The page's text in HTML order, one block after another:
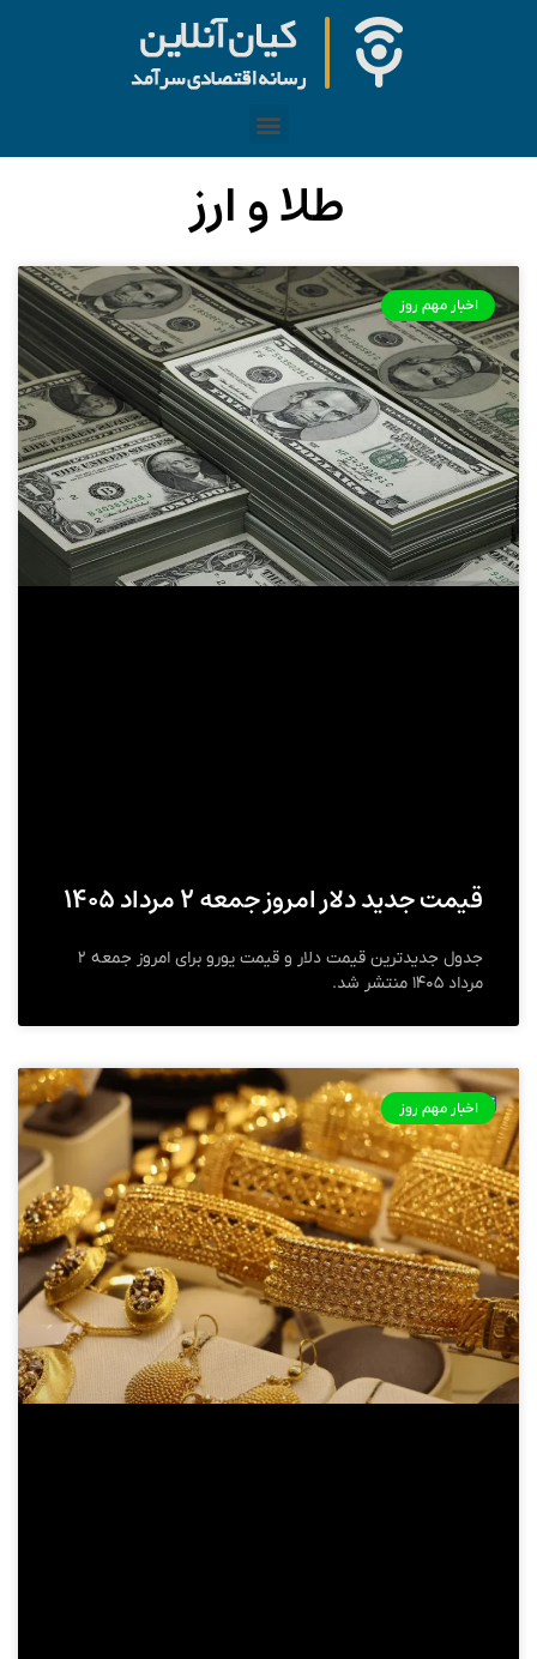
طلا و ارز
اخبار مهم روز
قیمت جدید دلار امروز جمعه ۲ مرداد ۱۴۰۵
جدول جدیدترین قیمت دلار و قیمت یورو برای امروز جمعه ۲
مرداد ۱۴۰۵ منتشر شد.
اخبار مهم روز